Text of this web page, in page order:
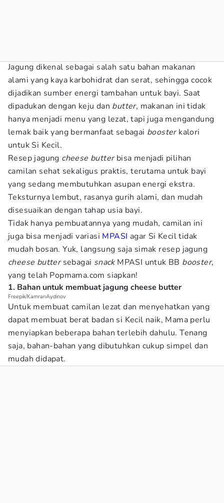
Jagung dikenal sebagai salah satu bahan makanan
alami yang kaya karbohidrat dan serat, sehingga cocok
dijadikan sumber energi tambahan untuk bayi. Saat
dipadukan dengan keju dan butter, makanan ini tidak
hanya menjadi menu yang lezat, tapi juga mengandung
lemak baik yang bermanfaat sebagai boosterkalori
untuk Si Kecil.
Resep jagung cheese butterbisa menjadi pilihan
camilan sehat sekaligus praktis, terutama untuk bayi
yang sedang membutuhkan asupan energi ekstra.
Teksturnya lembut, rasanya gurih alami, dan mudah
disesuaikan dengan tahap usia bayi.
Tidak hanya pembuatannya yang mudah, camilan ini
juga bisa menjadi variasi MPASI agar Si Kecil tidak
mudah bosan. Yuk, langsung saja simak resep jagung
cheese buttersebagai snackMPASI untuk BB booster,
yang telah Popmama.com siapkan!
1. Bahan untuk membuat jagung cheese butter
Freepik/KamranAydinov
Untuk membuat camilan lezat dan menyehatkan yang
dapat membuat berat badan si Kecil naik, Mama perlu
menyiapkan beberapa bahan terlebih dahulu. Tenang
saja, bahan-bahan yang dibutuhkan cukup simpel dan
mudah didapat.